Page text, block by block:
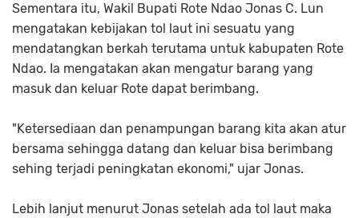
Sementara itu, Wakil Bupati Rote Ndao Jonas C. Lun
mengatakan kebijakan tol laut ini sesuatu yang
mendatangkan berkah terutama untuk kabupaten Rote
Ndao. Ia mengatakan akan mengatur barang yang
masuk dan keluar Rote dapat berimbang.
"Ketersediaan dan penampungan barang kita akan atur
bersama sehingga datang dan keluar bisa berimbang
sehing terjadi peningkatan ekonomi," ujar Jonas.
Lebih lanjut menurut Jonas setelah ada tol laut maka